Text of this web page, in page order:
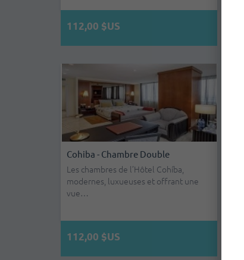
112,00 $US
Cohiba - Chambre Double
Les chambres de l’Hôtel Cohíba,
modernes, luxueuses et offrant une
vue…
112,00 $US